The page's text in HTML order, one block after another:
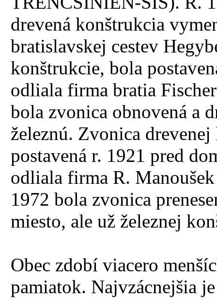
drevená konštrukcia
bratislavskej cestev
konštrukcie, bola
odliala firma bratia
bola zvonica obnovená a
železnú. Zvonica
postavená r. 1921 pred
odliala firma R.
1972 bola zvonica
miesto, ale už železnej
Obec zdobí viacero
pamiatok. Najvzácnejšia